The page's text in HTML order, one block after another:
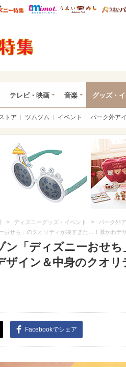
ママ* ウレぴあ総研 ディズニー特
mimot. うまい
テレビ・映画 音楽 グッズ・
トア ツムツム イベント パーク外ア
> ディズニーグッズ・イベント > パーク外
おせち」のクオリティが凄すぎた…！激かわデ
ン「ディズニーおせ
イン＆中身のクオリ
Facebookでシェア